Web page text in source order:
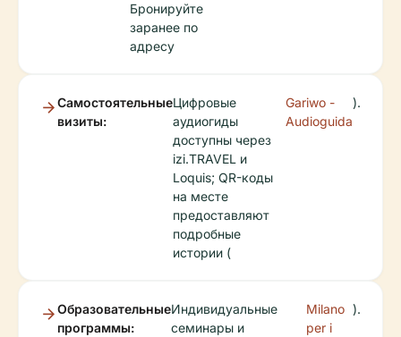
Бронируйте
заранее по
адресу
Самостоятельные
визиты:
Цифровые
аудиогиды
доступны через
izi.TRAVEL и
Loquis; QR-коды
на месте
предоставляют
подробные
истории (
Gariwo -
Audioguida
).
Образовательные
программы:
Индивидуальные
семинары и
Milano
per i
).